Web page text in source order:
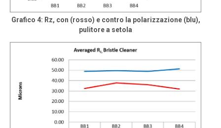
Grafico 4: Rz, con (rosso) e contro la polarizzazione (blu),
pulitore a setola